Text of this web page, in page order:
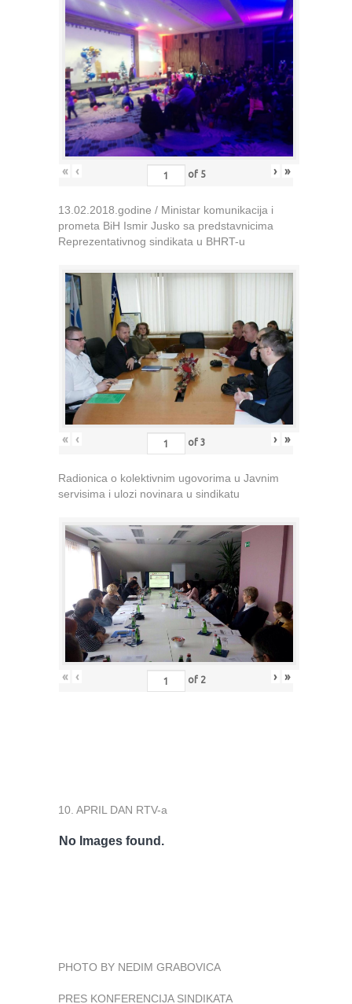
« ‹ of 5 › »
13.02.2018.godine / Ministar komunikacija i
prometa BiH Ismir Jusko sa predstavnicima
Reprezentativnog sindikata u BHRT-u
« ‹ of 3 › »
Radionica o kolektivnim ugovorima u Javnim
servisima i ulozi novinara u sindikatu
« ‹ of 2 › »
10. APRIL DAN RTV-a
No Images found.
PHOTO BY NEDIM GRABOVICA
PRES KONFERENCIJA SINDIKATA